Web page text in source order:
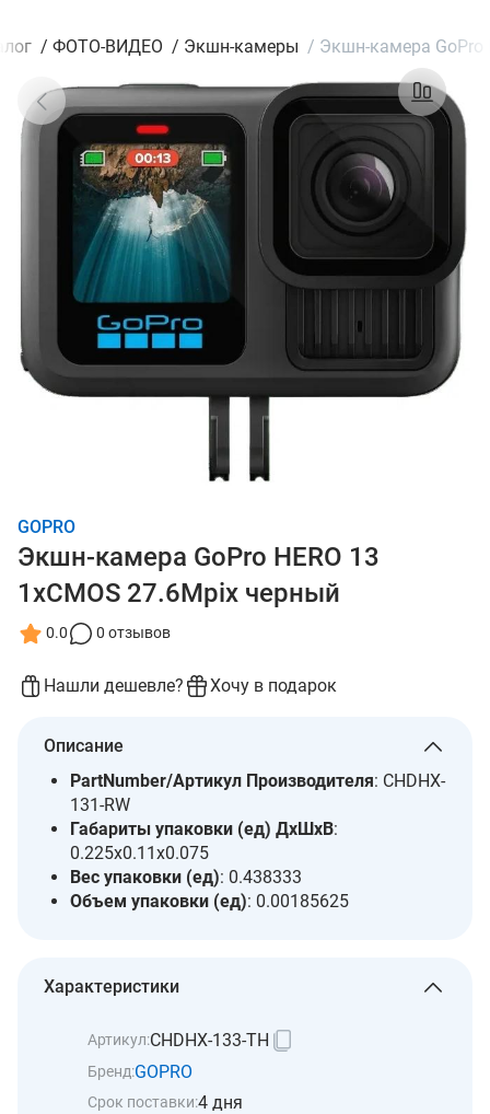
/ ФОТО-ВИДЕО / Экшн-камеры / Экшн-камера GoPro
GOPRO
Экшн-камера GoPro HERO 13
1xCMOS 27.6Mpix черный
0.0 0 отзывов
Нашли дешевле? Хочу в подарок
Описание
PartNumber/Артикул Производителя: CHDHX-
131-RW
Габариты упаковки (ед) ДхШхВ:
0.225x0.11x0.075
Вес упаковки (ед): 0.438333
Объем упаковки (ед): 0.00185625
Характеристики
Артикул:CHDHX-133-TH
Бренд:GOPRO
Срок поставки:4 дня